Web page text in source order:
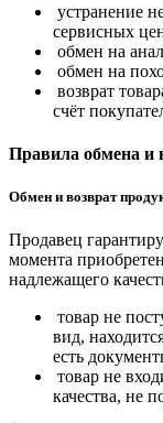
устранение
сервисных
обмен на
обмен на
возврат
счёт
Правила обмена и
Обмен и возврат
Продавец
момента
надлежащего
товар не
вид,
есть
товар не
качества, не